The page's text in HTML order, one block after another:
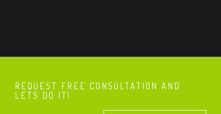
REQUEST FREE CONSULTATION AND
LETS DO IT!